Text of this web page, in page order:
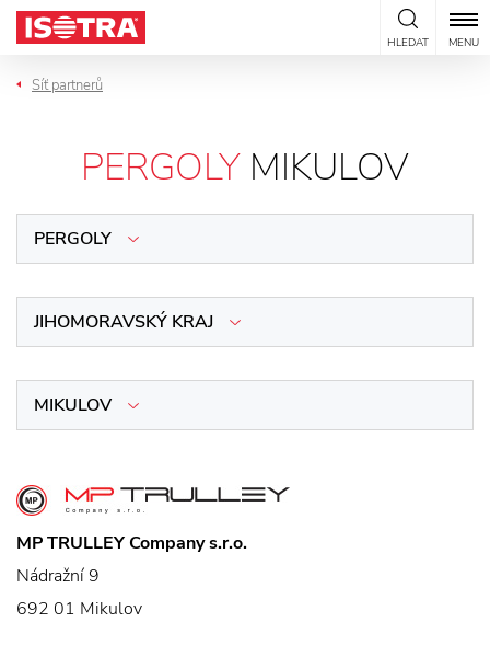
Přeskočit na obsah
HLEDAT MENU
Síť partnerů
PERGOLY MIKULOV
PERGOLY
JIHOMORAVSKÝ KRAJ
MIKULOV
MP TRULLEY Company s.r.o.
Nádražní 9
692 01 Mikulov